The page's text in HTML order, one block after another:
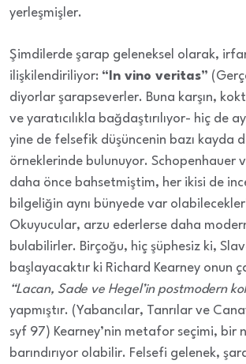
yerleşmişler.
Şimdilerde şarap geleneksel olarak,
ilişkilendiriliyor: “In vino veritas”
diyorlar şarapseverler. Buna karşın,
ve yaratıcılıkla bağdaştırılıyor- hiç de
yine de felsefik düşüncenin bazı kayda
örneklerinde bulunuyor. Schopenhauer
daha önce bahsetmiştim, her ikisi de
bilgeliğin aynı bünyede var
Okuyucular, arzu ederlerse daha
bulabilirler. Birçoğu, hiç şüphesiz ki,
başlayacaktır ki Richard Kearney onun
“Lacan, Sade ve Hegel’in postmodern
yapmıştır. (Yabancılar, Tanrılar ve
syf 97) Kearney’nin metafor seçimi, bir
barındırıyor olabilir. Felsefi gelenek,